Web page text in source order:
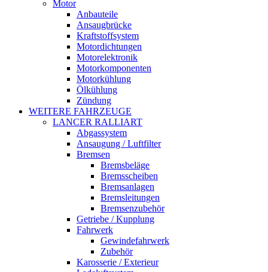
Motor
Anbauteile
Ansaugbrücke
Kraftstoffsystem
Motordichtungen
Motorelektronik
Motorkomponenten
Motorkühlung
Ölkühlung
Zündung
WEITERE FAHRZEUGE
LANCER RALLIART
Abgassystem
Ansaugung / Luftfilter
Bremsen
Bremsbeläge
Bremsscheiben
Bremsanlagen
Bremsleitungen
Bremsenzubehör
Getriebe / Kupplung
Fahrwerk
Gewindefahrwerk
Zubehör
Karosserie / Exterieur